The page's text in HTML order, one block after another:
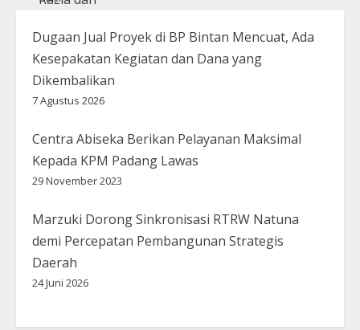
Dugaan Jual Proyek di BP Bintan Mencuat, Ada
Kesepakatan Kegiatan dan Dana yang
Dikembalikan
7 Agustus 2026
Centra Abiseka Berikan Pelayanan Maksimal
Kepada KPM Padang Lawas
29 November 2023
Marzuki Dorong Sinkronisasi RTRW Natuna
demi Percepatan Pembangunan Strategis
Daerah
24 Juni 2026